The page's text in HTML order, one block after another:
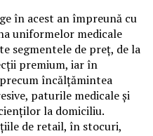
în acest an împreună cu
uniformelor medicale
segmentele de preț, de la
premium, iar în
încălțămintea
paturile medicale și
la domiciliu.
de retail, în stocuri,